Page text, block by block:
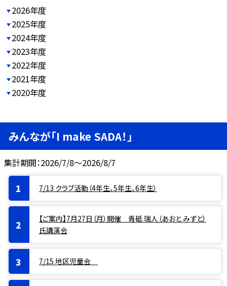
2026年度
2025年度
2024年度
2023年度
2022年度
2021年度
2020年度
みんなが「I make SADA！」
集計期間：2026/7/8～2026/8/7
7/13 クラブ活動（4年生、5年生、6年生）
【ご案内】7月27日（月）開催 青砥 瑞人（あおと みずと）
氏講演会
7/15 地区児童会